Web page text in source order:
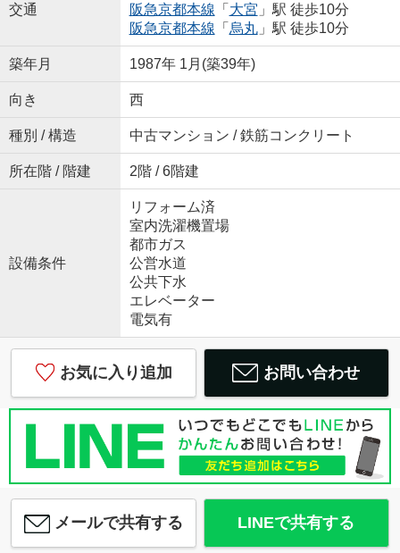
交通
阪急京都本線 「 大宮 」駅 徒歩10分
阪急京都本線 「 烏丸」駅 徒歩10分
築年月 1987年 1月(築39年)
向き 西
種別 / 構造 中古マンション / 鉄筋コンクリート
所在階 / 階建 2階 / 6階建
設備条件
リフォーム済
室内洗濯機置場
都市ガス
公営水道
公共下水
エレベーター
電気有
お気に入り追加 お問い合わせ
メールで共有する LINEで共有する